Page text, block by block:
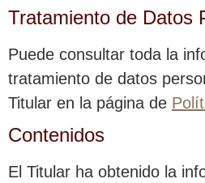
Tratamiento de Datos
Puede consultar toda la
tratamiento de datos
Titular en la página de
Contenidos
El Titular ha obtenido la